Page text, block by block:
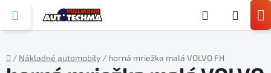
obsah
/ Nákladné automobily / horná mriežka malá VOLVO FH